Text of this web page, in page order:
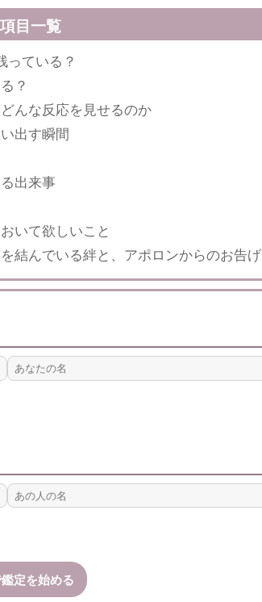
目一覧
ている？
？
んな反応を見せるのか
出す瞬間
出来事
いて欲しいこと
結んでいる絆と、アポロンからのお告げ